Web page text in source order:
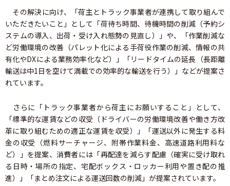
その解決に向け、「荷主とトラック事業者が連携して取り組んで
いただきたいこと」として「荷待ち時間、待機時間の削減（予約シ
ステムの導入、出荷・受け入れ態勢の見直し）」や、「作業削減な
ど労働環境の改善（パレット化による手荷役作業の削減、情報の共
有化やDXによる業務効率化など）」「リードタイムの延長（長距離
輸送は中1日を空けて満載での効率的な輸送を行う）」などが提案さ
れています。
さらに「トラック事業者から荷主にお願いすること」として、
「標準的な運賃などの収受（ドライバーの労働環境改善や働き方改
革に取り組むための適正な運賃を収受）」「運送以外に発生する料
金の収受（燃料サーチャージ、附帯作業料金、高速道路利用料な
ど）」を提案、消費者には「再配達を減らす配慮（確実に受け取れ
る日時・場所の指定、宅配ボックス・ロッカー利用や置き配の推
進）」「まとめ注文による運送回数の削減」が提案されています。